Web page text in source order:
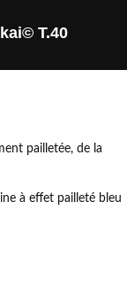
T.40
pailletée, de la
à effet pailleté bleu